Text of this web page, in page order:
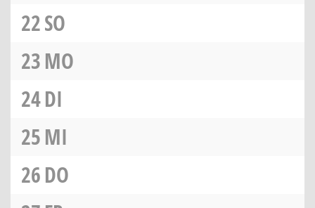
22SO
23MO
24DI
25MI
26DO